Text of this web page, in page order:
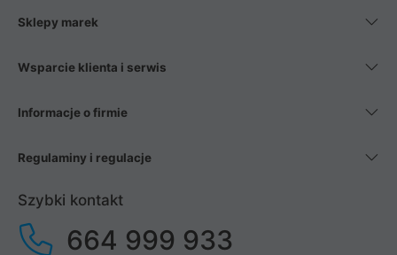
Sklepy marek
Wsparcie klienta i serwis
Informacje o firmie
Regulaminy i regulacje
Szybki kontakt
664 999 933